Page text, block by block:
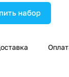
и
K-
набор